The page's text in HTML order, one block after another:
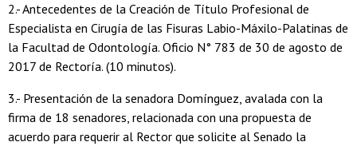
2.- Antecedentes de la Creación de Título Profesional de
Especialista en Cirugía de las Fisuras Labio-Máxilo-Palatinas de
la Facultad de Odontología. Oficio N° 783 de 30 de agosto de
2017 de Rectoría. (10 minutos).
3.- Presentación de la senadora Domínguez, avalada con la
firma de 18 senadores, relacionada con una propuesta de
acuerdo para requerir al Rector que solicite al Senado la